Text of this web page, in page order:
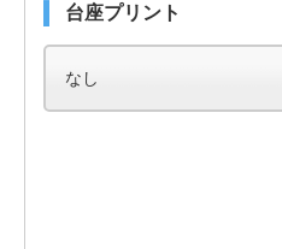
台座プリント